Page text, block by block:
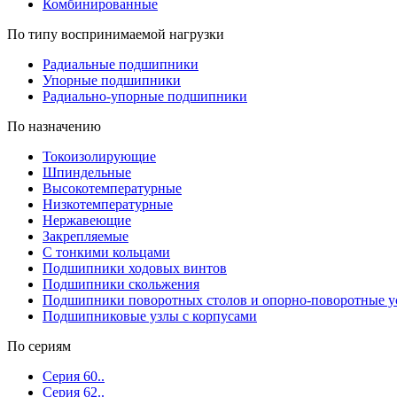
Комбинированные
По типу воспринимаемой нагрузки
Радиальные подшипники
Упорные подшипники
Радиально-упорные подшипники
По назначению
Токоизолирующие
Шпиндельные
Высокотемпературные
Низкотемпературные
Нержавеющие
Закрепляемые
С тонкими кольцами
Подшипники ходовых винтов
Подшипники скольжения
Подшипники поворотных столов и опорно-поворотные
Подшипниковые узлы с корпусами
По сериям
Серия 60..
Серия 62..